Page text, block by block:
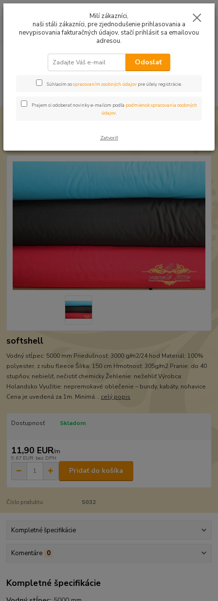
0949224331
9:00 -14:30
za0,00 EUR
Softshell Červený
Softshell Červený
softshell
Vodný stĺpec: 5000 mm Priedušnosť: 3000 g/m2/24 hod Materiál: 100%
polyester, z rubu fleece Šírka: 150 cm Hmotnosť: 305g/m2 Pranie: do 40
stupňov, nebieliť, nečistiť chemicky Žehlenie: nežehliť Výrobca:
Holandsko Využitie: nepremokavé oblečenie – bundy, kabáty, nohavice
Cena je uvedená za 1m. Minimá... celý popis
Dostupnosť Skladom
11,90 EUR/m
9,67 EUR bez DPH
Pridať do košíka
Číslo produktu: S032
Kompletné špecifikácie
Komentáre 0
Kompletné špecifikácie
Milí zákazníci,
naši stáli zákazníci, pre zjednodušenie prihlasovania a
nevypisovania fakturačných údajov, stačí prihlásiť sa emailovou
adresou.
Odoslať
Súhlasím sospracovaním osobných údajov pre účely registrácie.
Prajem si odoberať novinky e-mailom podľa podmienok spracovania osobných
údajov.
Zatvoriť